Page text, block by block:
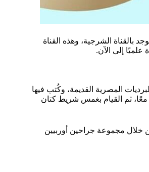
بالقناة الشرجية، وهذه القناة
علميًا إلى الآن.
المصرية القديمة، وكُتب فيها
ثم القيام بغمس شريط كتان
في عام 460 ق م، وأخيرًا تم ذكرها من خلال مجموعة جراحين أوربيين